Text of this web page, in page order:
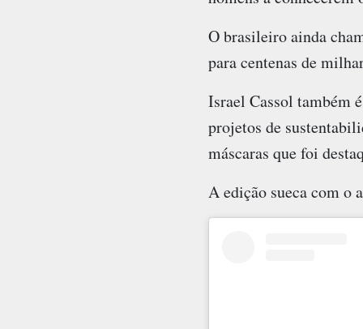
O brasileiro ainda
para centenas de
Israel Cassol também
projetos de
máscaras que foi
A edição sueca com o